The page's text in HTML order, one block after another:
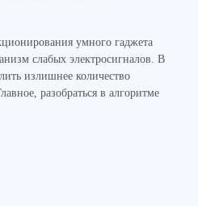
умного гаджета
слабых электросигналов. В
излишнее количество
разобраться в алгоритме